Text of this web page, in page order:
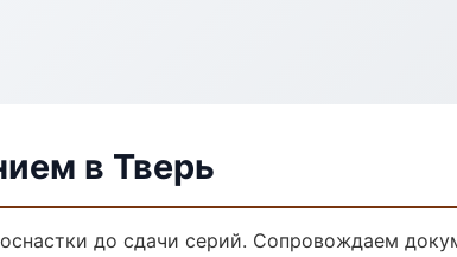
в Тверь
до сдачи серий. Сопровождаем